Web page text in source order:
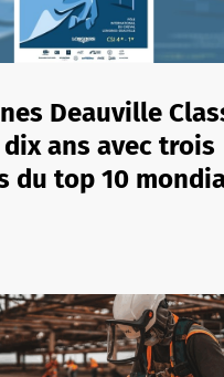
Deauville
ans avec trois
du top 10